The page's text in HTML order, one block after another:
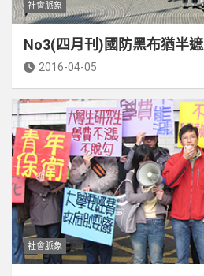
社會脈象
No3(四月刊)國防黑布猶半遮
2016-04-05
社會脈象